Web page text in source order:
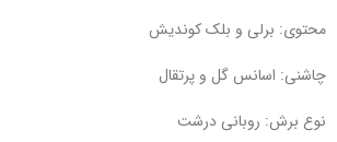
محتوی: برلی و بلک کوندیش
چاشنی: اسانس گل و پرتقال
نوع برش: روبانی درشت